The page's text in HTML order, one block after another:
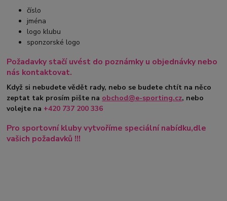
číslo
jména
logo klubu
sponzorské logo
Požadavky stačí uvést do poznámky u objednávky nebo
nás kontaktovat.
Když si nebudete vědět rady, nebo se budete chtít na něco
zeptat tak prosím pište na obchod@e-sporting.cz, nebo
volejte na +420 737 200 336
Pro sportovní kluby vytvoříme speciální nabídku,dle
vašich požadavků !!!